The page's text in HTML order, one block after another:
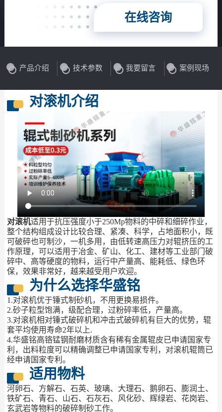
在线咨询
产品介绍 技术参数 我要留言 案例现场
对滚机介绍
对滚机适用于抗压强度小于250Mp物料的中碎和细碎作业，
整个结构组成设计比较合理、紧凑、科学，占地面积小，既
可破碎也可制沙，一机多用，由低转速高压力对辊挤压的工
作原理，可以适用于冶金、矿山、化工、建材等工业部门破
碎中、高等硬度的物料，运行中产量高、能耗低、绿色环
保，效果非常好，越来越受用户欢迎。
为什么选择华盛铭
1.对滚机优于锤式制砂机，不用更换易损件。
2.砂子粒型饱满，级配合理，过粉碎率低，产量高。
3.对滚机相对锤式破碎机和冲击式破碎机有巨大的优势，辊
套平均使用寿命2年以上.
4.华盛铭高铬锰钢耐磨材质含有稀有金属辊皮已申请国家专
利，出料粒度可以精确调整已申请国家专利，对滚机辊筒已
经申请国家专利。
适用物料
河卵石、方解石、石英、玻璃、大理石、鹅卵石、膨润土、
铁矿石、青石、山石、石灰石、风化砂、辉绿岩、花岗岩、
玄武岩等物料的破碎制砂工作。